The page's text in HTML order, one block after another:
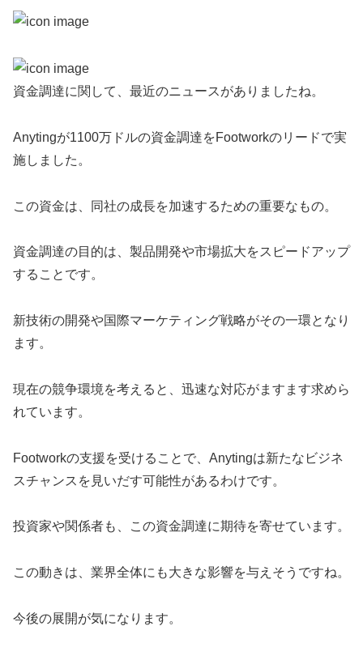
資金調達に関して、最近のニュースがありましたね。
Anytingが1100万ドルの資金調達をFootworkのリードで実
施しました。
この資金は、同社の成長を加速するための重要なもの。
資金調達の目的は、製品開発や市場拡大をスピードアップ
することです。
新技術の開発や国際マーケティング戦略がその一環となり
ます。
現在の競争環境を考えると、迅速な対応がますます求めら
れています。
Footworkの支援を受けることで、Anytingは新たなビジネ
スチャンスを見いだす可能性があるわけです。
投資家や関係者も、この資金調達に期待を寄せています。
この動きは、業界全体にも大きな影響を与えそうですね。
今後の展開が気になります。